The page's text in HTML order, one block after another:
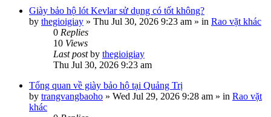
Giày bảo hộ lót Kevlar sử dụng có tốt không?
by thegioigiay » Thu Jul 30, 2026 9:23 am » in Rao vặt khác
0 Replies
10 Views
Last postby thegioigiay
Thu Jul 30, 2026 9:23 am
Tổng quan về giày bảo hộ tại Quảng Trị
by trangvangbaoho » Wed Jul 29, 2026 9:28 am » in Rao vặt
khác